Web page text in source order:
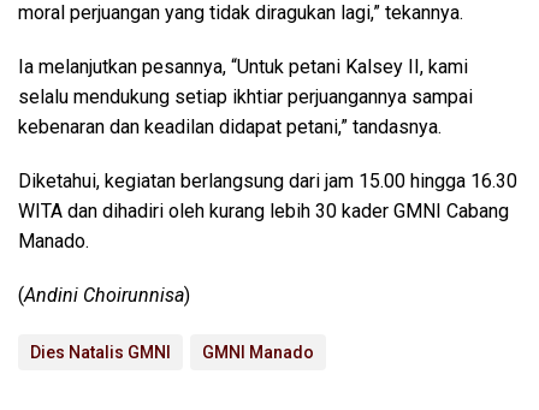
moral perjuangan yang tidak diragukan lagi,” tekannya.
Ia melanjutkan pesannya, “Untuk petani Kalsey II, kami
selalu mendukung setiap ikhtiar perjuangannya sampai
kebenaran dan keadilan didapat petani,” tandasnya.
Diketahui, kegiatan berlangsung dari jam 15.00 hingga 16.30
WITA dan dihadiri oleh kurang lebih 30 kader GMNI Cabang
Manado.
(Andini Choirunnisa)
Dies Natalis GMNI GMNI Manado